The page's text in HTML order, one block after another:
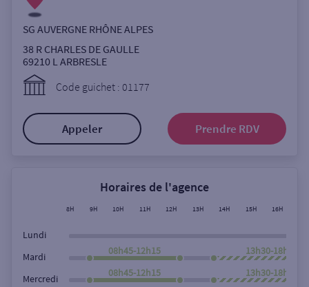
Ouverte le samedi
ou
Rue
SG AUVERGNE RHÔNE ALPES
38 R CHARLES DE GAULLE
69210 L ARBRESLE
Code guichet : 01177
Appeler Prendre RDV
Horaires de l'agence
8H 9H 10H 11H 12H 13H 14H 15H 16H
Lundi
Mardi
08h45-12h15 13h30-18h00
Mercredi
08h45-12h15 13h30-18h00